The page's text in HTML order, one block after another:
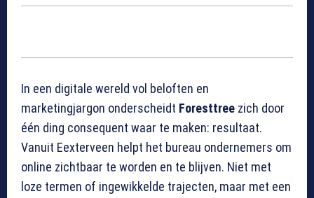
In een digitale wereld vol beloften en
marketingjargon onderscheidt Foresttree zich door
één ding consequent waar te maken: resultaat.
Vanuit Eexterveen helpt het bureau ondernemers om
online zichtbaar te worden en te blijven. Niet met
loze termen of ingewikkelde trajecten, maar met een